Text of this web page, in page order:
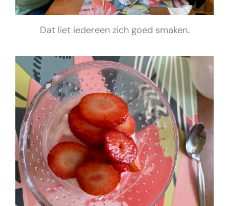
Dat liet iedereen zich goed smaken.